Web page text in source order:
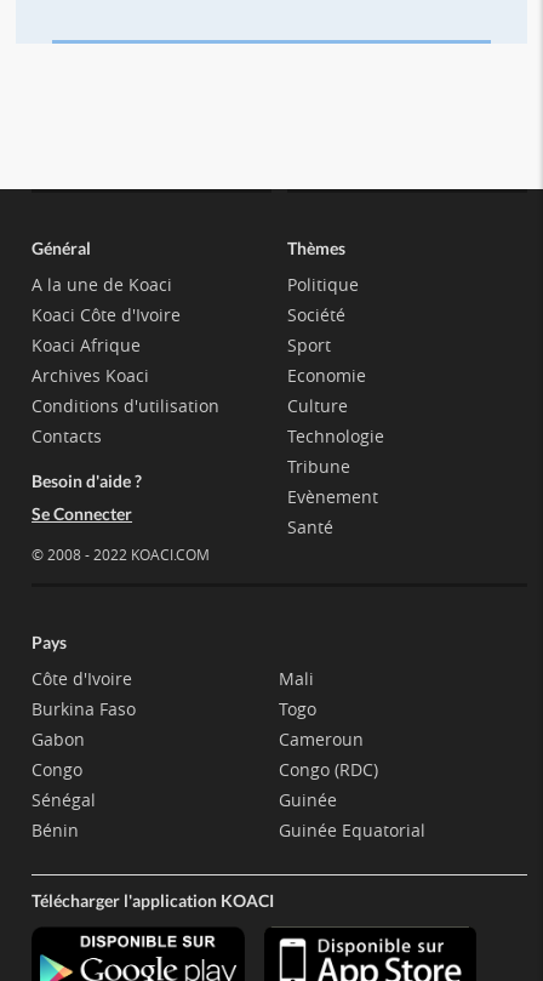
Général
A la une de Koaci
Koaci Côte d'Ivoire
Koaci Afrique
Archives Koaci
Conditions d'utilisation
Contacts
Besoin d'aide ?
Se Connecter
© 2008 - 2022 KOACI.COM
Thèmes
Politique
Société
Sport
Economie
Culture
Technologie
Tribune
Evènement
Santé
Pays
Côte d'Ivoire
Burkina Faso
Gabon
Congo
Sénégal
Bénin
Mali
Togo
Cameroun
Congo (RDC)
Guinée
Guinée Equatorial
Télécharger l'application KOACI